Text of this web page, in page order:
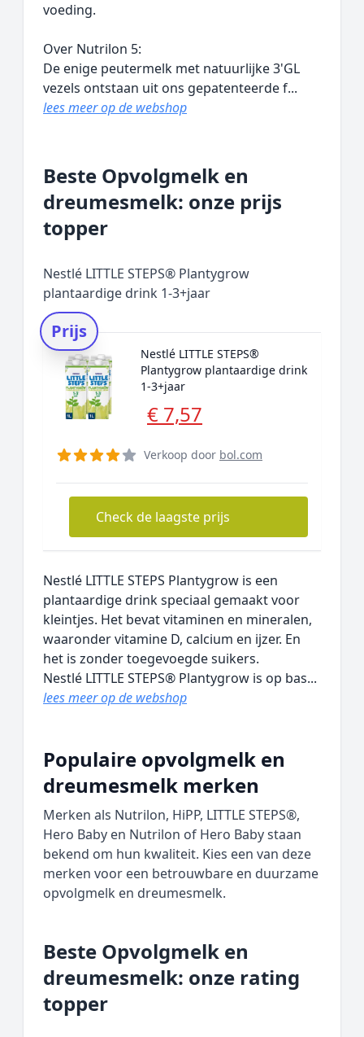
voeding.
Over Nutrilon 5:
De enige peutermelk met natuurlijke 3'GL
vezels ontstaan uit ons gepatenteerde f...
lees meer op de webshop
Beste Opvolgmelk en
dreumesmelk: onze prijs
topper
Nestlé LITTLE STEPS® Plantygrow
plantaardige drink 1-3+jaar
Prijs
Nestlé LITTLE STEPS®
Plantygrow plantaardige drink
1-3+jaar
€ 7,57
Verkoop door bol.com
Check de laagste prijs
Nestlé LITTLE STEPS Plantygrow is een
plantaardige drink speciaal gemaakt voor
kleintjes. Het bevat vitaminen en mineralen,
waaronder vitamine D, calcium en ijzer. En
het is zonder toegevoegde suikers.
Nestlé LITTLE STEPS® Plantygrow is op bas...
lees meer op de webshop
Populaire opvolgmelk en
dreumesmelk merken
Merken als Nutrilon, HiPP, LITTLE STEPS®,
Hero Baby en Nutrilon of Hero Baby staan
bekend om hun kwaliteit. Kies een van deze
merken voor een betrouwbare en duurzame
opvolgmelk en dreumesmelk.
Beste Opvolgmelk en
dreumesmelk: onze rating
topper